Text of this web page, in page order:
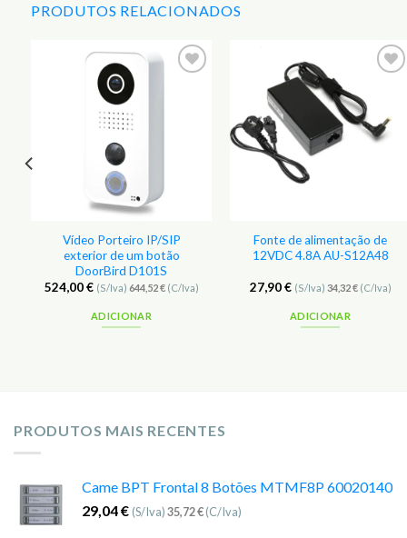
PRODUTOS RELACIONADOS
Vídeo Porteiro IP/SIP
exterior de um botão
DoorBird D101S
524,00€ (S/Iva) 644,52€(C/Iva)
ADICIONAR
Favoritos
Fonte de alimentação de
12VDC 4.8A AU-S12A48
27,90€ (S/Iva) 34,32€(C/Iva)
ADICIONAR
PRODUTOS MAIS RECENTES
Came BPT Frontal 8 Botões MTMF8P 60020140
29,04€ (S/Iva)35,72€(C/Iva)